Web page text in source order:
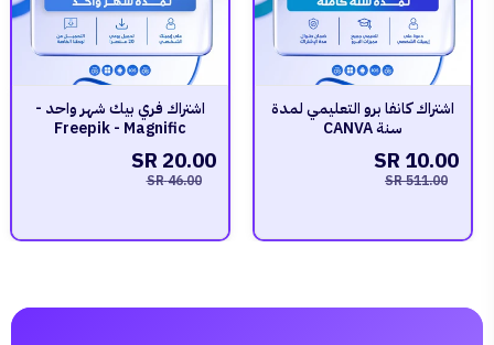
اشتراك كانفا برو التعليمي لمدة
سنة CANVA
10.00 SR
511.00 SR
اشتراك فري بيك شهر واحد -
Freepik - Magnific
20.00 SR
46.00 SR